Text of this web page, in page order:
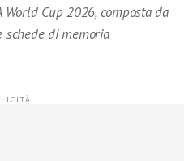
Cup 2026, composta da
schede di memoria